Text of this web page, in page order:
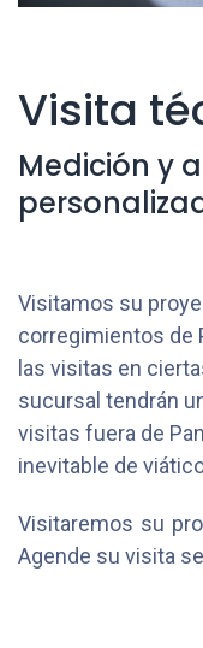
Visita
Medición y
Visitamos su
corregimientos de
las visitas en
sucursal tendrán
visitas fuera de
inevitable de
Visitaremos su
Agende su visita